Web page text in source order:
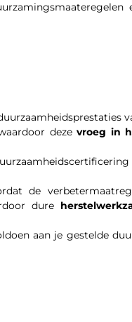
dezevroeg in
de
dure
aan je gestelde